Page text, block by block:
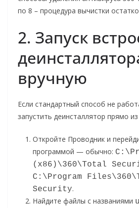
по 8 – процедура вычистки
2. Запуск
вручную
Если стандартный способ не
запустить деинсталлятор прямо
Откройте Проводник и
программой — обычно:
(x86)\360\Total
C:\Program
Security.
Найдите файлы с названиями